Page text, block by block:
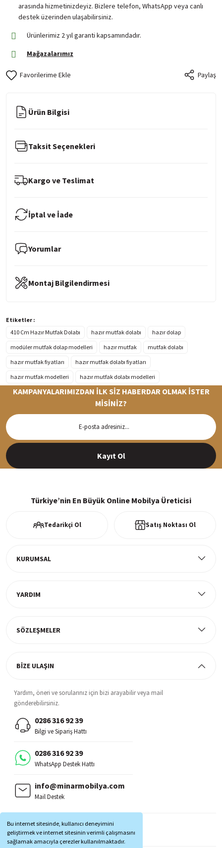
Bu internet sitesinde, kullanıcı deneyimini
geliştirmek ve internet sitesinin verimli çalışmasını
sağlamak amacıyla çerezler kullanılmaktadır.
arasında hizmetinizdeyiz. Bizlere telefon, WhatsApp veya canlı
destek üzerinden ulaşabilirsiniz.
Ürünlerimiz 2 yıl garanti kapsamındadır.
Mağazalarımız
Paylaş
Ürün Bilgisi
Taksit Seçenekleri
Kargo ve Teslimat
İptal ve İade
Yorumlar
Montaj Bilgilendirmesi
Etiketler :
410 Cm Hazır Mutfak Dolabı
hazır mutfak dolabı
hazır dolap
modüler mutfak dolap modelleri
hazır mutfak
mutfak dolabı
hazır mutfak fiyatları
hazır mutfak dolabı fiyatları
hazır mutfak modelleri
hazır mutfak dolabı modelleri
Siparişleriniz en kısa sürede hazırlanarak kargoya verilir
KAMPANYALARIMIZDAN İLK SİZ HABERDAR OLMAK İSTER
MİSİNİZ?
Kayıt Ol
Türkiye’nin En Büyük Online Mobilya Üreticisi
Tedarikçi Ol Satış Noktası Ol
KURUMSAL
YARDIM
SÖZLEŞMELER
BİZE ULAŞIN
Yardım, öneri ve sorularınız için bizi arayabilir veya mail
gönderebilirsiniz.
0286 316 92 39
Bilgi ve Sipariş Hattı
0286 316 92 39
WhatsApp Destek Hattı
info@minarmobilya.com
Mail Destek
MOBİL UYGULAMALAR: